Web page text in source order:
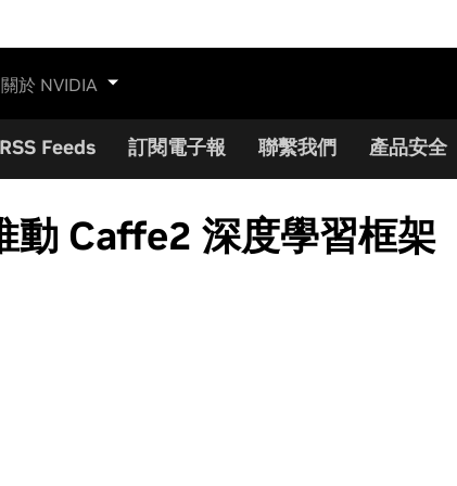
關於 NVIDIA
RSS Feeds 訂閱電子報 聯繫我們 產品安全
動 Caffe2 深度學習框架